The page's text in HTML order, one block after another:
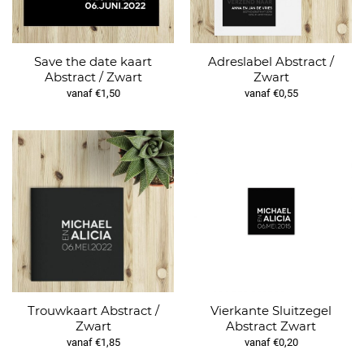
Save the date kaart
Abstract / Zwart
vanaf €1,50
Adreslabel Abstract /
Zwart
vanaf €0,55
Trouwkaart Abstract /
Zwart
vanaf €1,85
Vierkante Sluitzegel
Abstract Zwart
vanaf €0,20